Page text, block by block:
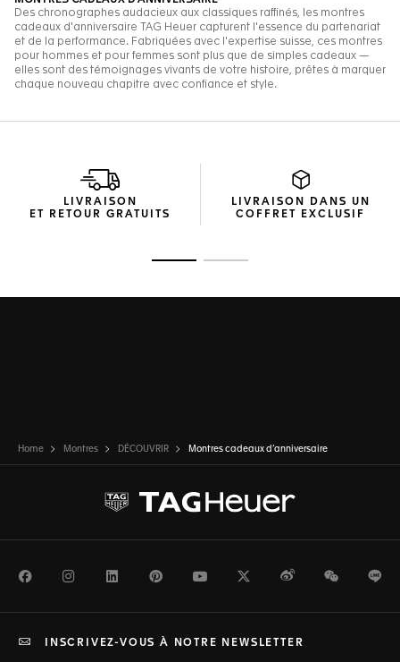
LIVRAISON
ET RETOUR GRATUITS
LIVRAISON DANS UN
COFFRET EXCLUSIF
Home Montres DÉCOUVRIR Montres cadeaux d’anniversaire
FacebookInstagramLinkedInPinterestYoutubeTwitterWeiboWeChat
INSCRIVEZ-VOUS À NOTRE NEWSLETTER